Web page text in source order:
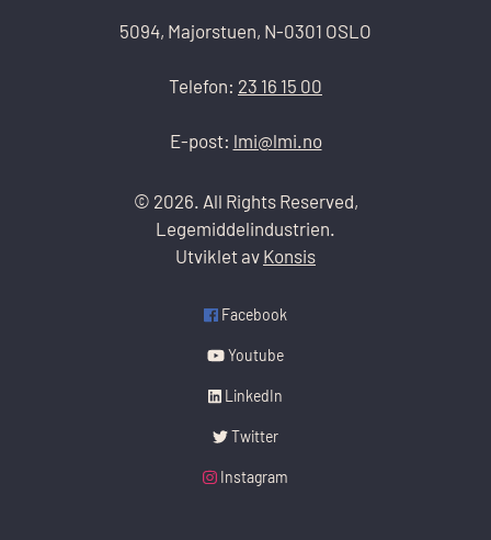
5094, Majorstuen, N-0301 OSLO
Telefon: 23 16 15 00
E-post: lmi@lmi.no
© 2026. All Rights Reserved,
Legemiddelindustrien.
Utviklet av Konsis
Facebook
Youtube
LinkedIn
Twitter
Instagram